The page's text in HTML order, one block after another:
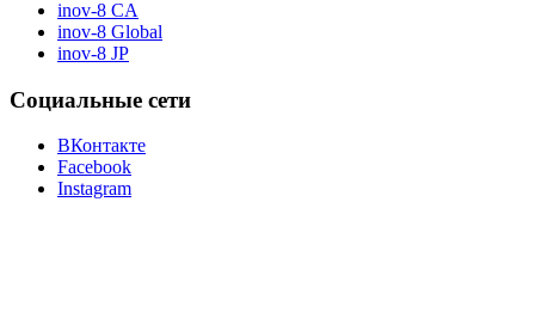
inov-8 CA
inov-8 Global
inov-8 JP
Социальные сети
ВКонтакте
Facebook
Instagram